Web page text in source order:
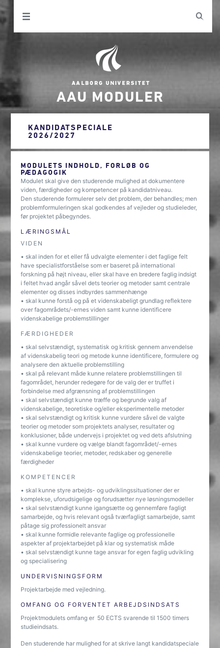
AAU MODULER
KANDIDATSPECIALE
2026/2027
MODULETS INDHOLD, FORLØB OG
PÆDAGOGIK
Modulet skal give den studerende mulighed at dokumentere
viden, færdigheder og kompetencer på kandidatniveau.
Den studerende formulerer selv det problem, der behandles; men
problemformuleringen skal godkendes af vejleder og studieleder,
før projektet påbegyndes.
LÆRINGSMÅL
VIDEN
• skal inden for et eller få udvalgte elementer i det faglige felt
have specialistforståelse som er baseret på international
forskning på højt niveau, eller skal have en bredere faglig indsigt
i feltet hvad angår såvel dets teorier og metoder samt centrale
elementer og disses indbyrdes sammenhænge
• skal kunne forstå og på et videnskabeligt grundlag reflektere
over fagområdets/-ernes viden samt kunne identificere
videnskabelige problemstillinger
FÆRDIGHEDER
• skal selvstændigt, systematisk og kritisk gennem anvendelse
af videnskabelig teori og metode kunne identificere, formulere og
analysere den aktuelle problemstilling
• skal på relevant måde kunne relatere problemstillingen til
fagområdet, herunder redegøre for de valg der er truffet i
forbindelse med afgrænsning af problemstillingen
• skal selvstændigt kunne træffe og begrunde valg af
videnskabelige, teoretiske og/eller eksperimentelle metoder
• skal selvstændigt og kritisk kunne vurdere såvel de valgte
teorier og metoder som projektets analyser, resultater og
konklusioner, både undervejs i projektet og ved dets afslutning
• skal kunne vurdere og vælge blandt fagområdet/-ernes
videnskabelige teorier, metoder, redskaber og generelle
færdigheder
KOMPETENCER
• skal kunne styre arbejds- og udviklingssituationer der er
komplekse, uforudsigelige og forudsætter nye løsningsmodeller
• skal selvstændigt kunne igangsætte og gennemføre fagligt
samarbejde, og hvis relevant også tværfagligt samarbejde, samt
påtage sig professionelt ansvar
• skal kunne formidle relevante faglige og professionelle
aspekter af projektarbejdet på klar og systematisk måde
• skal selvstændigt kunne tage ansvar for egen faglig udvikling
og specialisering
UNDERVISNINGSFORM
Projektarbejde med vejledning.
OMFANG OG FORVENTET ARBEJDSINDSATS
Projektmodulets omfang er 50 ECTS svarende til 1500 timers
studieindsats.
Den studerende har mulighed for at skrive langt kandidatspeciale